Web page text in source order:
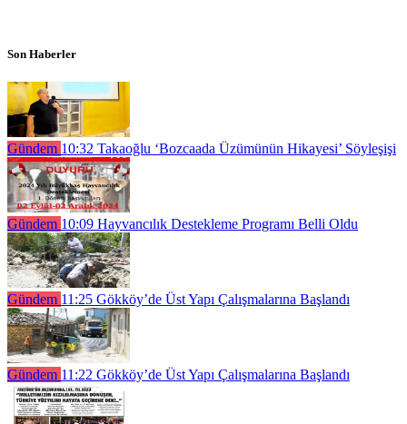
Son Haberler
Gündem 10:32 Takaoğlu ‘Bozcaada Üzümünün Hikayesi’ Söyleşişi
Gündem 10:09 Hayvancılık Destekleme Programı Belli Oldu
Gündem 11:25 Gökköy’de Üst Yapı Çalışmalarına Başlandı
Gündem 11:22 Gökköy’de Üst Yapı Çalışmalarına Başlandı